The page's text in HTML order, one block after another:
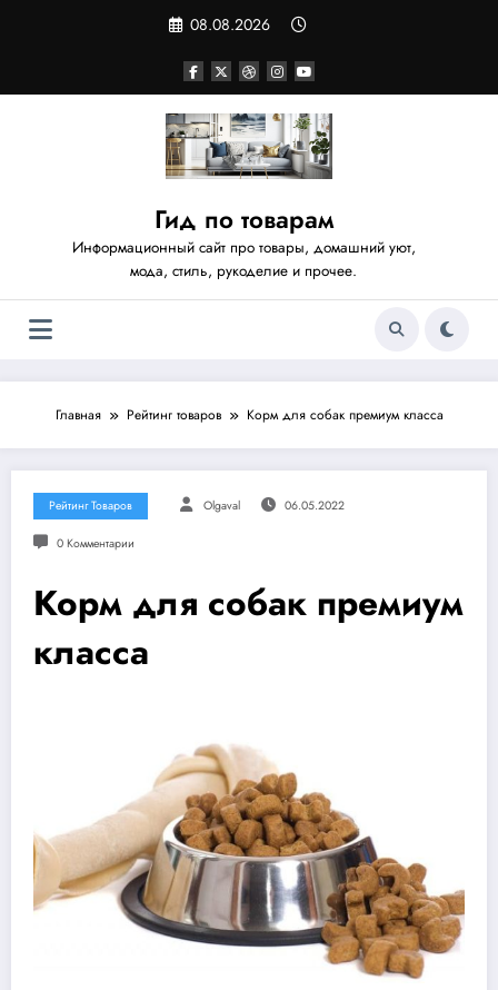
08.08.2026
Гид по товарам
Информационный сайт про товары, домашний уют,
мода, стиль, рукоделие и прочее.
Главная Рейтинг товаров Корм для собак премиум класса
Рейтинг Товаров Olgaval 06.05.2022
0 Комментарии
Корм для собак премиум
класса